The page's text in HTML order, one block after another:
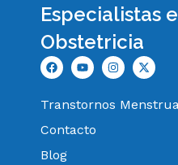
Especialistas
Obstetricia
Transtornos
Contacto
Blog